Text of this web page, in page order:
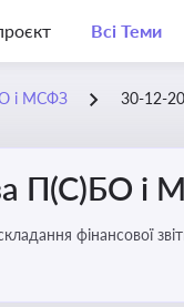
Всі Теми
і МСФЗ 30-12-
за П(С)БО і
фінансової